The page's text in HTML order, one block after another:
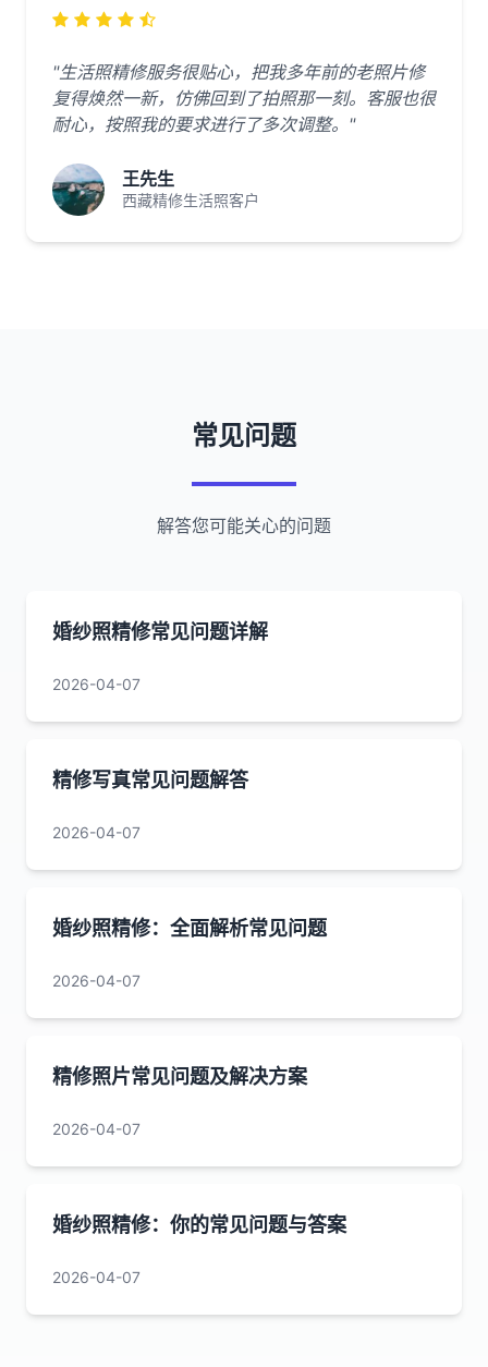
"生活照精修服务很贴心，把我多年前的老照片修
复得焕然一新，仿佛回到了拍照那一刻。客服也很
耐心，按照我的要求进行了多次调整。"
王先生
西藏精修生活照客户
常见问题
解答您可能关心的问题
婚纱照精修常见问题详解
2026-04-07
精修写真常见问题解答
2026-04-07
婚纱照精修：全面解析常见问题
2026-04-07
精修照片常见问题及解决方案
2026-04-07
婚纱照精修：你的常见问题与答案
2026-04-07